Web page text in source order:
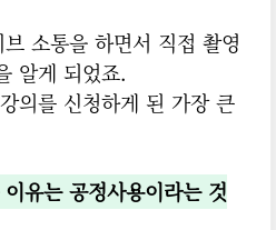
소통을 하면서 직접 촬영
알게 되었죠.
의를 신청하게 된 가장 큰
유는 공정사용이라는 것